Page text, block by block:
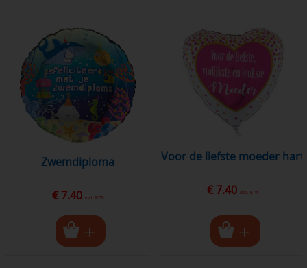
Zwemdiploma
€ 7.40 excl. BTW
voor de liefste moeder hart
€ 7.40 excl. BTW